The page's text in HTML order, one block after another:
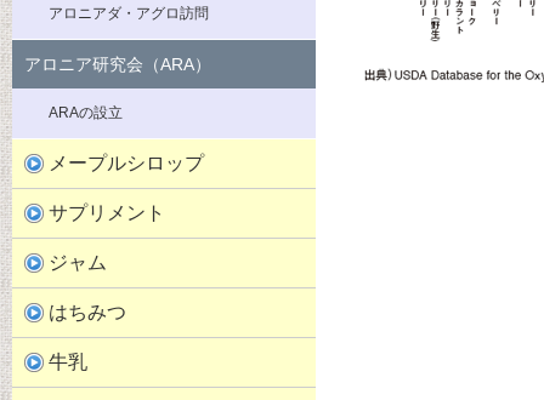
アロニアダ・アグロ訪問
アロニア研究会（ARA）
ARAの設立
メープルシロップ
サプリメント
ジャム
はちみつ
牛乳